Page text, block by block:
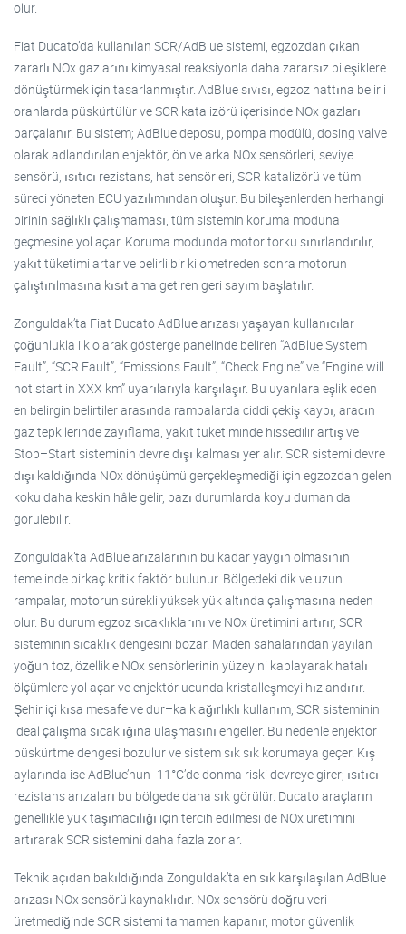
olur.
Fiat Ducato’da kullanılan SCR/AdBlue sistemi, egzozdan çıkan
zararlı NOx gazlarını kimyasal reaksiyonla daha zararsız bileşiklere
dönüştürmek için tasarlanmıştır. AdBlue sıvısı, egzoz hattına belirli
oranlarda püskürtülür ve SCR katalizörü içerisinde NOx gazları
parçalanır. Bu sistem; AdBlue deposu, pompa modülü, dosing valve
olarak adlandırılan enjektör, ön ve arka NOx sensörleri, seviye
sensörü, ısıtıcı rezistans, hat sensörleri, SCR katalizörü ve tüm
süreci yöneten ECU yazılımından oluşur. Bu bileşenlerden herhangi
birinin sağlıklı çalışmaması, tüm sistemin koruma moduna
geçmesine yol açar. Koruma modunda motor torku sınırlandırılır,
yakıt tüketimi artar ve belirli bir kilometreden sonra motorun
çalıştırılmasına kısıtlama getiren geri sayım başlatılır.
Zonguldak’ta Fiat Ducato AdBlue arızası yaşayan kullanıcılar
çoğunlukla ilk olarak gösterge panelinde beliren “AdBlue System
Fault”, “SCR Fault”, “Emissions Fault”, “Check Engine” ve “Engine will
not start in XXX km” uyarılarıyla karşılaşır. Bu uyarılara eşlik eden
en belirgin belirtiler arasında rampalarda ciddi çekiş kaybı, aracın
gaz tepkilerinde zayıflama, yakıt tüketiminde hissedilir artış ve
Stop–Start sisteminin devre dışı kalması yer alır. SCR sistemi devre
dışı kaldığında NOx dönüşümü gerçekleşmediği için egzozdan gelen
koku daha keskin hâle gelir, bazı durumlarda koyu duman da
görülebilir.
Zonguldak’ta AdBlue arızalarının bu kadar yaygın olmasının
temelinde birkaç kritik faktör bulunur. Bölgedeki dik ve uzun
rampalar, motorun sürekli yüksek yük altında çalışmasına neden
olur. Bu durum egzoz sıcaklıklarını ve NOx üretimini artırır, SCR
sisteminin sıcaklık dengesini bozar. Maden sahalarından yayılan
yoğun toz, özellikle NOx sensörlerinin yüzeyini kaplayarak hatalı
ölçümlere yol açar ve enjektör ucunda kristalleşmeyi hızlandırır.
Şehir içi kısa mesafe ve dur–kalk ağırlıklı kullanım, SCR sisteminin
ideal çalışma sıcaklığına ulaşmasını engeller. Bu nedenle enjektör
püskürtme dengesi bozulur ve sistem sık sık korumaya geçer. Kış
aylarında ise AdBlue’nun -11°C’de donma riski devreye girer; ısıtıcı
rezistans arızaları bu bölgede daha sık görülür. Ducato araçların
genellikle yük taşımacılığı için tercih edilmesi de NOx üretimini
artırarak SCR sistemini daha fazla zorlar.
Teknik açıdan bakıldığında Zonguldak’ta en sık karşılaşılan AdBlue
arızası NOx sensörü kaynaklıdır. NOx sensörü doğru veri
üretmediğinde SCR sistemi tamamen kapanır, motor güvenlik